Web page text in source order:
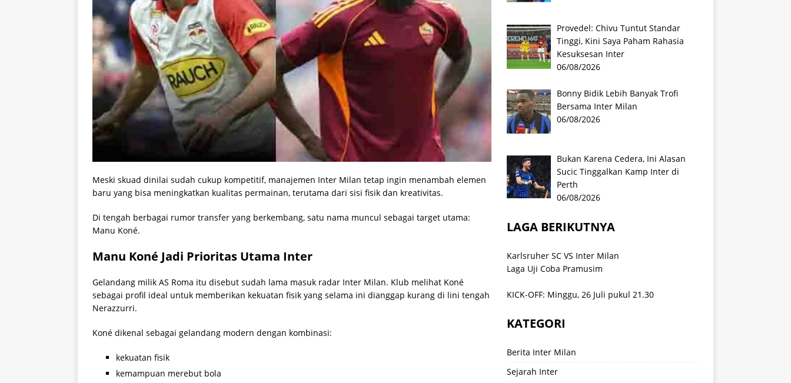
Meski skuad dinilai sudah cukup kompetitif, manajemen Inter Milan tetap ingin menambah elemen
baru yang bisa meningkatkan kualitas permainan, terutama dari sisi fisik dan kreativitas.
Di tengah berbagai rumor transfer yang berkembang, satu nama muncul sebagai target utama:
Manu Koné.
Manu Koné Jadi Prioritas Utama Inter
Gelandang milik AS Roma itu disebut sudah lama masuk radar Inter Milan. Klub melihat Koné
sebagai profil ideal untuk memberikan kekuatan fisik yang selama ini dianggap kurang di lini tengah
Nerazzurri.
Koné dikenal sebagai gelandang modern dengan kombinasi:
kekuatan fisik
kemampuan merebut bola
Provedel: Chivu Tuntut Standar
Tinggi, Kini Saya Paham Rahasia
Kesuksesan Inter
06/08/2026
Bonny Bidik Lebih Banyak Trofi
Bersama Inter Milan
06/08/2026
Bukan Karena Cedera, Ini Alasan
Sucic Tinggalkan Kamp Inter di
Perth
06/08/2026
LAGA BERIKUTNYA
Karlsruher SC VS Inter Milan
Laga Uji Coba Pramusim
KICK-OFF: Minggu, 26 Juli pukul 21.30
KATEGORI
Berita Inter Milan
Sejarah Inter